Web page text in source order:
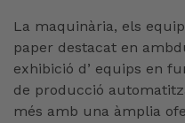
La maquinària, els
paper destacat en
exhibició d’ equips en
de producció
més amb una àmplia